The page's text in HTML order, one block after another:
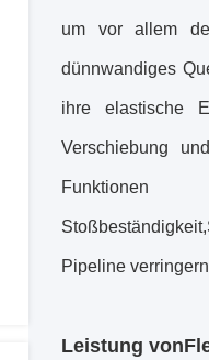
um vor allem
dünnwandiges
ihre elastische
Verschiebung
Funktionen
Pipeline
Leistung von